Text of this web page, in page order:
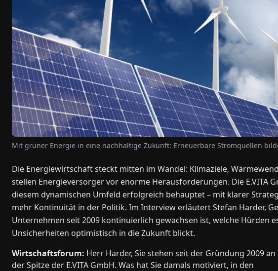
Mit grüner Energie in eine nachhaltige Zukunft: Erneuerbare Stromquellen
Die Energiewirtschaft steckt mitten im Wandel: Klimaziele,
stellen Energieversorger vor enorme Herausforderungen. Die E.VITA
diesem dynamischen Umfeld erfolgreich behauptet – mit klarer
mehr Kontinuität in der Politik. Im Interview erläutert Stefan Harder,
Unternehmen seit 2009 kontinuierlich gewachsen ist, welche Hürden
Unsicherheiten optimistisch in die Zukunft blickt.
Wirtschaftsforum: Herr Harder, Sie stehen seit der Gründung 2009 an
der Spitze der E.VITA GmbH. Was hat Sie damals motiviert, in den